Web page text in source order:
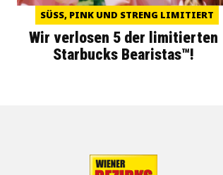
SÜSS, PINK UND STRENG LIMITIERT
Wir verlosen 5 der limitierten
Starbucks Bearistas™!